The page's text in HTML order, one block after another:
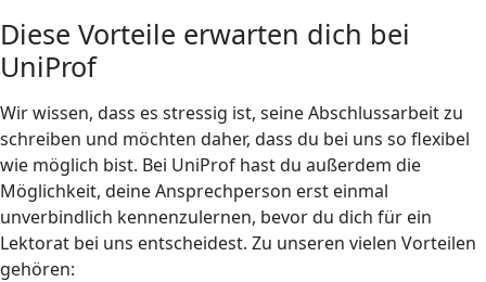
Diese Vorteile erwarten dich bei
UniProf
Wir wissen, dass es stressig ist, seine Abschlussarbeit zu
schreiben und möchten daher, dass du bei uns so flexibel
wie möglich bist. Bei UniProf hast du außerdem die
Möglichkeit, deine Ansprechperson erst einmal
unverbindlich kennenzulernen, bevor du dich für ein
Lektorat bei uns entscheidest. Zu unseren vielen Vorteilen
gehören: